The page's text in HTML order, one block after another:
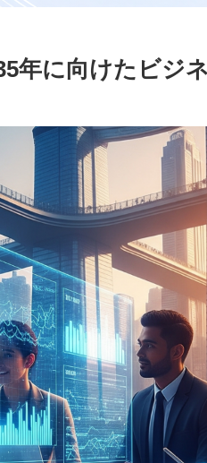
年に向けたビジ